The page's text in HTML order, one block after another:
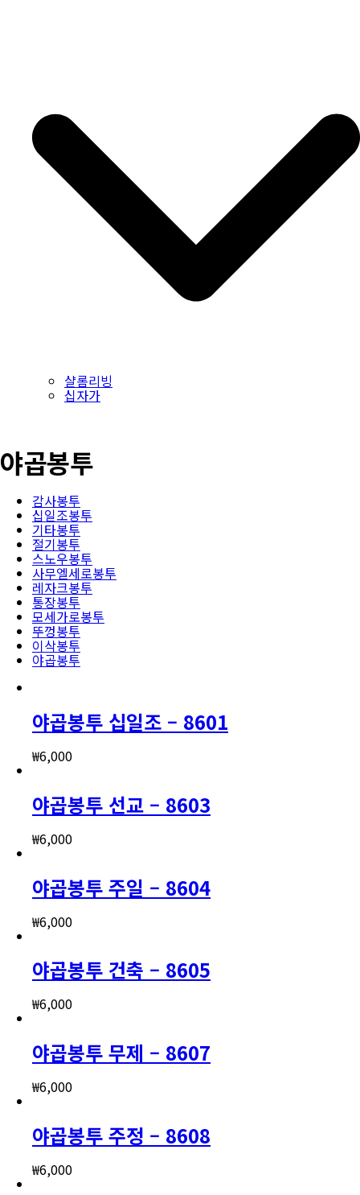
샬롬리빙
십자가
야곱봉투
감사봉투
십일조봉투
기타봉투
절기봉투
스노우봉투
사무엘세로봉투
레자크봉투
통장봉투
모세가로봉투
뚜껑봉투
이삭봉투
야곱봉투
야곱봉투 십일조 – 8601
₩6,000
야곱봉투 선교 – 8603
₩6,000
야곱봉투 주일 – 8604
₩6,000
야곱봉투 건축 – 8605
₩6,000
야곱봉투 무제 – 8607
₩6,000
야곱봉투 주정 – 8608
₩6,000